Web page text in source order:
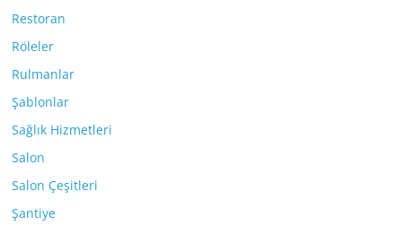
Restoran
Röleler
Rulmanlar
Şablonlar
Sağlık Hizmetleri
Salon
Salon Çeşitleri
Şantiye